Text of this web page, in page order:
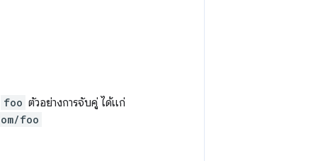
foo ตัวอย่างการจับคู่ ได้แก่
foo